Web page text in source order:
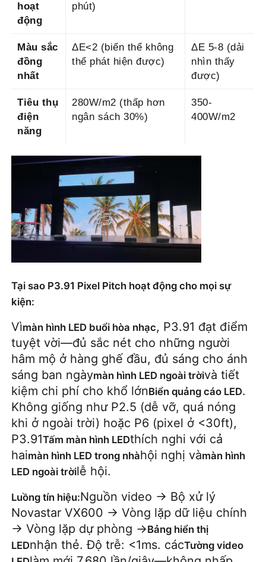
hoạt
động
phút)
Màu sắc
đồng
nhất
ΔE<2 (biến thể không
thể phát hiện được)
ΔE 5-8 (dải
nhìn thấy
được)
Tiêu thụ
điện
năng
280W/m2 (thấp hơn
ngân sách 30%)
350-
400W/m2
Tại sao P3.91 Pixel Pitch hoạt động cho mọi sự
kiện:
Vìmàn hình LED buổi hòa nhạc, P3.91 đạt điểm
tuyệt vời—đủ sắc nét cho những người
hâm mộ ở hàng ghế đầu, đủ sáng cho ánh
sáng ban ngàymàn hình LED ngoài trờivà tiết
kiệm chi phí cho khổ lớnBiển quảng cáo LED.
Không giống như P2.5 (dễ vỡ, quá nóng
khi ở ngoài trời) hoặc P6 (pixel ở <30ft),
P3.91Tấm màn hình LEDthích nghi với cả
haimàn hình LED trong nhàhội nghị vàmàn hình
LED ngoài trờilễ hội.
Luồng tín hiệu:Nguồn video → Bộ xử lý
Novastar VX600 → Vòng lặp dữ liệu chính
→ Vòng lặp dự phòng →Bảng hiển thị
LEDnhận thẻ. Độ trễ: <1ms. cácTường video